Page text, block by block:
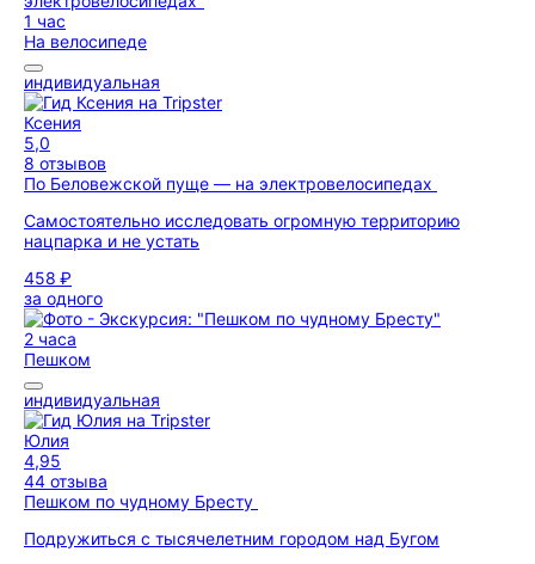
1 час
На велосипеде
индивидуальная
Ксения
5,0
8 отзывов
По Беловежской пуще — на электровелосипедах
Самостоятельно исследовать огромную территорию
нацпарка и не устать
458 ₽
за одного
2 часа
Пешком
индивидуальная
Юлия
4,95
44 отзыва
Пешком по чудному Бресту
Подружиться с тысячелетним городом над Бугом